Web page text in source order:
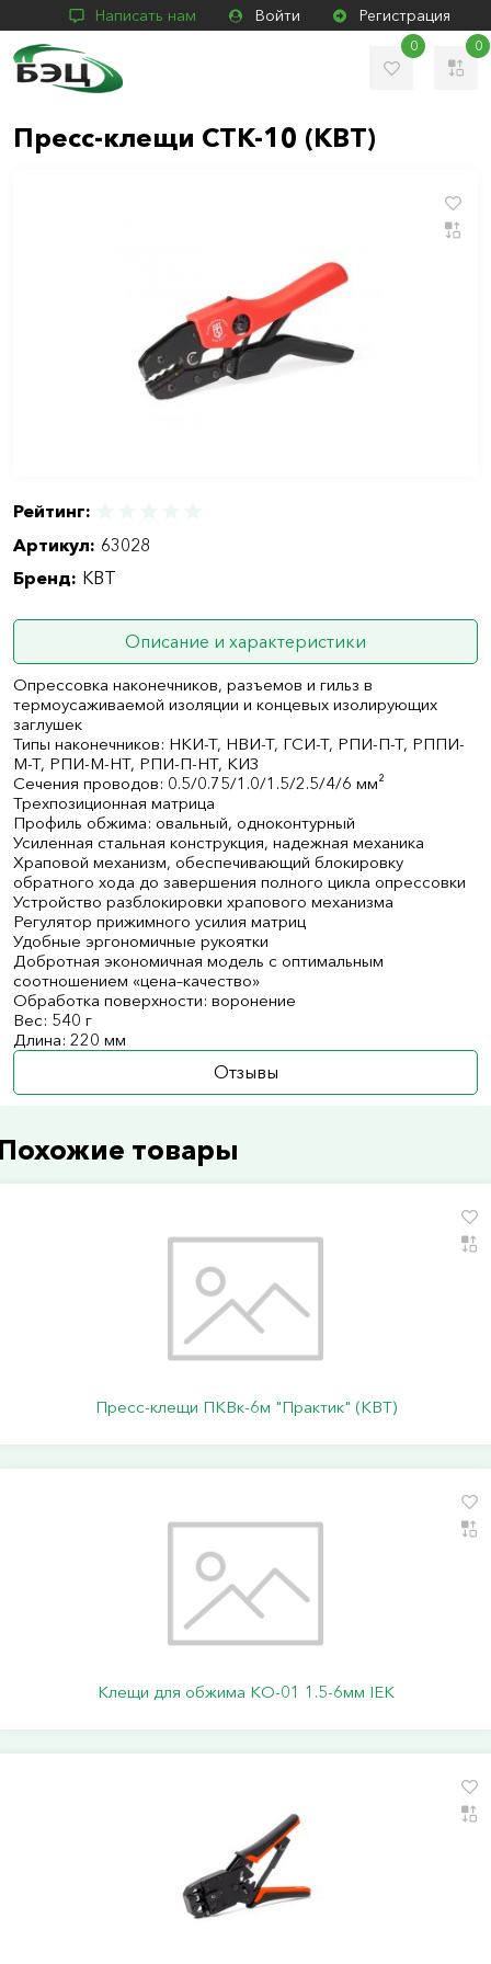
Написать нам Войти Регистрация
0 0
Пресс-клещи CTK-10 (КВТ)
Рейтинг:
Артикул: 63028
Бренд: КВТ
Описание и характеристики
Опрессовка наконечников, разъемов и гильз в
термоусаживаемой изоляции и концевых изолирующих
заглушек
Типы наконечников: НКИ-Т, НВИ-Т, ГСИ-Т, РПИ-П-Т, РППИ-
М-Т, РПИ-М-НТ, РПИ-П-НТ, КИЗ
Сечения проводов: 0.5/0.75/1.0/1.5/2.5/4/6 мм²
Трехпозиционная матрица
Профиль обжима: овальный, одноконтурный
Усиленная стальная конструкция, надежная механика
Храповой механизм, обеспечивающий блокировку
обратного хода до завершения полного цикла опрессовки
Устройство разблокировки храпового механизма
Регулятор прижимного усилия матриц
Удобные эргономичные рукоятки
Добротная экономичная модель с оптимальным
соотношением «цена–качество»
Обработка поверхности: воронение
Вес: 540 г
Длина: 220 мм
Отзывы
товары
Пресс-клещи ПКВк-6м "Практик" (КВТ)
Клещи для обжима КО-01 1.5-6мм IEK